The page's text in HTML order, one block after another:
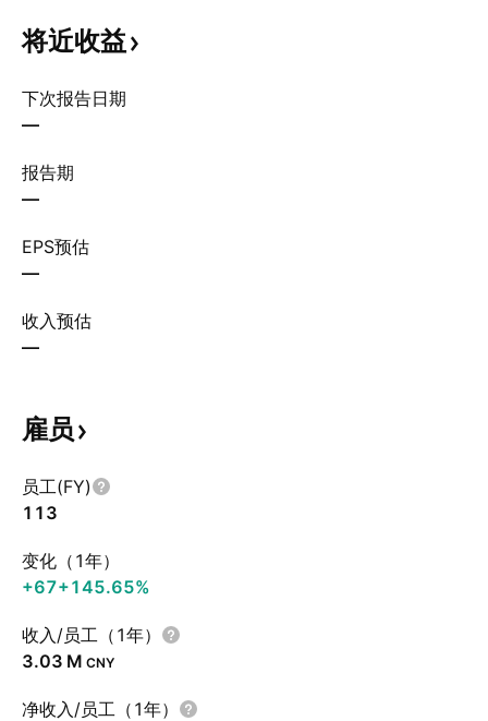
将近收益
下次报告日期
—
报告期
—
EPS预估
—
收入预估
—
雇员
员工(FY)
113
变化（1年）
+67+145.65%
收入/员工（1年）
‪3.03 M‬ CNY
净收入/员工（1年）